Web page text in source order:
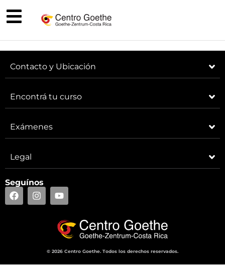
Contacto y Ubicación
Encontrá tu curso
Exámenes
Legal
Seguínos
© 2026 Centro Goethe. Todos los derechos reservados.